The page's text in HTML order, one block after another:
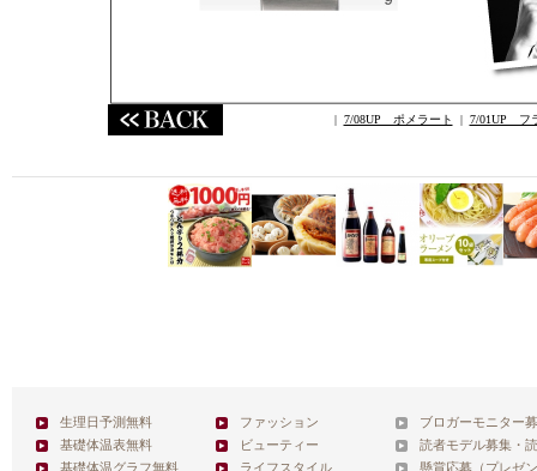
| 7/08UP ポメラート | 7/01UP フ
生理日予測無料
基礎体温表無料
基礎体温グラフ無料
ファッション
ビューティー
ライフスタイル
ブロガーモニター
読者モデル募集・
懸賞応募（プレゼ